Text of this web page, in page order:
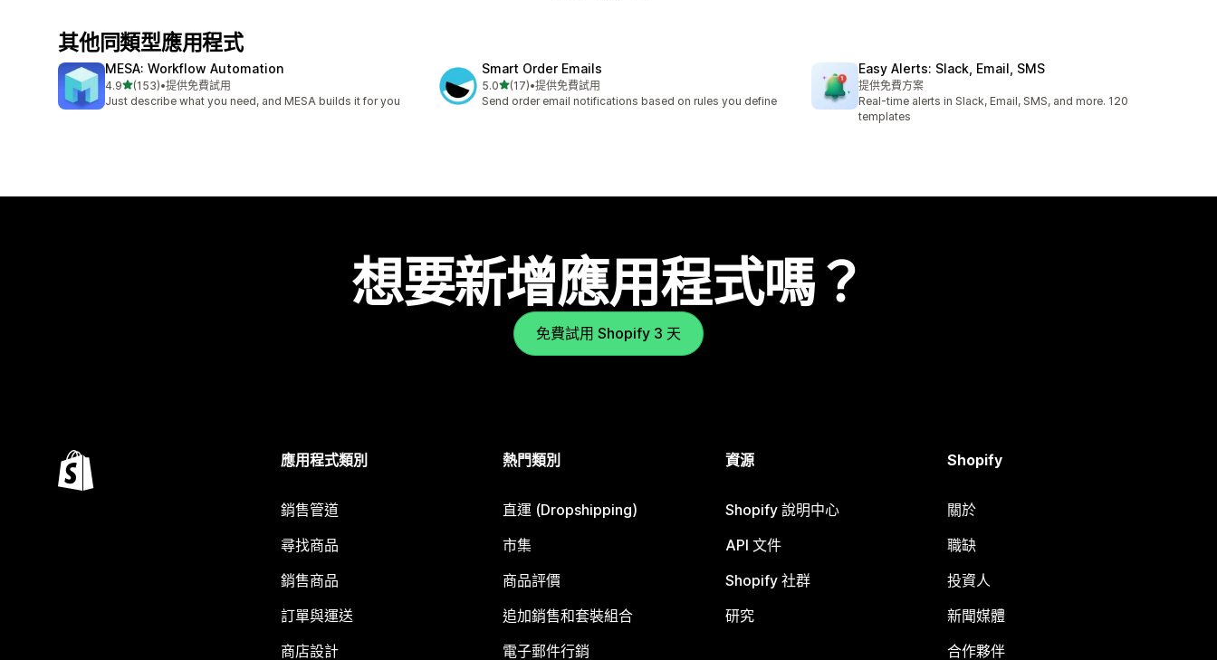
其他同類型應用程式
MESA: Workflow Automation
4.9滿分 5 顆星
(153)
共有 153 則評價
•提供免費試用
Just describe what you need, and MESA builds it for you
Smart Order Emails
5.0滿分 5 顆星
(17)
共有 17 則評價
•提供免費試用
Send order email notifications based on rules you define
Easy Alerts: Slack, Email, SMS
提供免費方案
Real-time alerts in Slack, Email, SMS, and more. 120
templates
想要新增應用程式嗎？
免費試用 Shopify 3 天
應用程式類別
銷售管道
尋找商品
銷售商品
訂單與運送
商店設計
熱門類別
直運 (Dropshipping)
市集
商品評價
追加銷售和套裝組合
電子郵件行銷
資源
Shopify 說明中心
API 文件
Shopify 社群
研究
Shopify
關於
職缺
投資人
新聞媒體
合作夥伴